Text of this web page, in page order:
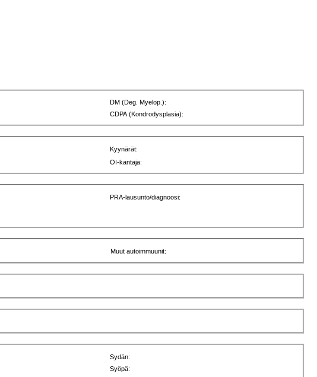
DM (Deg. Myelop.):
CDPA (Kondrodysplasia):
Kyynärät:
OI-kantaja:
PRA-lausunto/diagnoosi:
Muut autoimmuunit:
Sydän:
Syöpä: